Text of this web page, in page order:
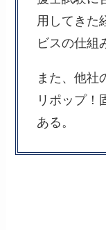
用してきた
ビスの仕組
また、他社
リポップ！
ある。